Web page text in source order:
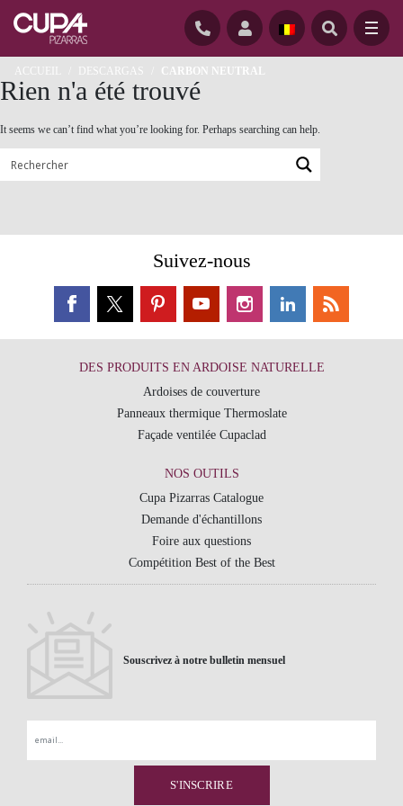
ACCUEIL DESCARGAS CARBON NEUTRAL
Rien n'a été trouvé
It seems we can’t find what you’re looking for. Perhaps searching can help.
Suivez-nous
DES PRODUITS EN ARDOISE NATURELLE
Ardoises de couverture
Panneaux thermique Thermoslate
Façade ventilée Cupaclad
NOS OUTILS
Cupa Pizarras Catalogue
Demande d'échantillons
Foire aux questions
Compétition Best of the Best
Souscrivez à notre bulletin mensuel